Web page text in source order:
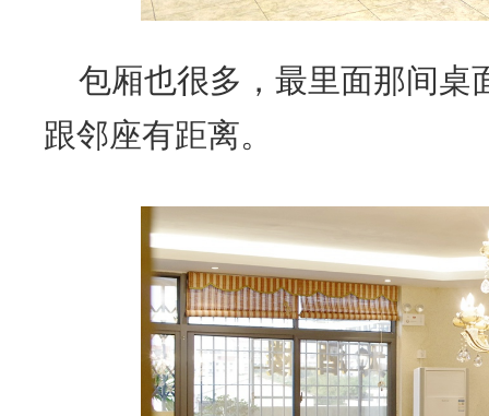
包厢也很多，最里面那间桌
跟邻座有距离。